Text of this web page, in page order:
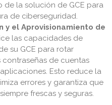
de la solución de GCE para
de ciberseguridad.
y el Aprovisionamiento de
las capacidades de
su GCE para rotar
de cuentas
Esto reduce la
errores y garantiza que
frescas y seguras.